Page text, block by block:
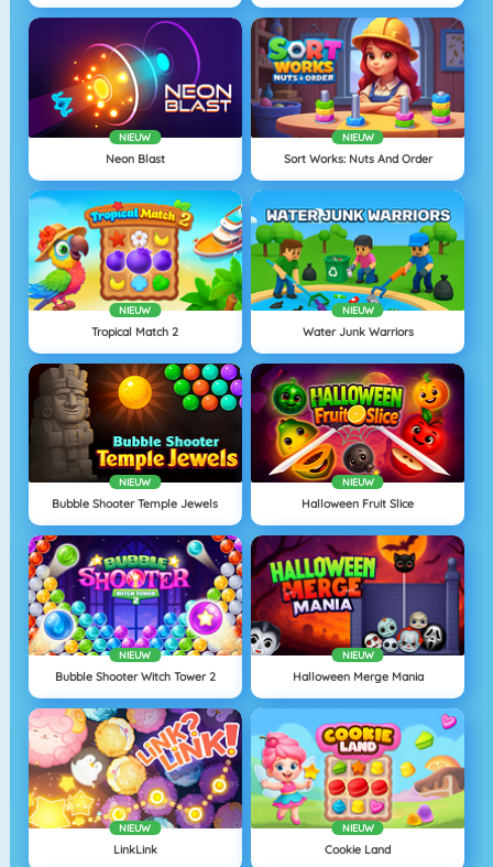
NIEUW
Neon Blast
NIEUW
Sort Works: Nuts And Order
NIEUW
Tropical Match 2
NIEUW
Water Junk Warriors
NIEUW
Bubble Shooter Temple Jewels
NIEUW
Halloween Fruit Slice
NIEUW
Bubble Shooter Witch Tower 2
NIEUW
Halloween Merge Mania
NIEUW
LinkLink
NIEUW
Cookie Land